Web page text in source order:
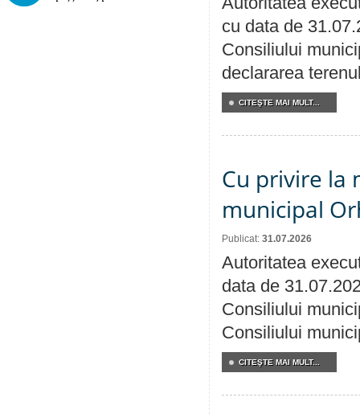
cu data de
Consiliului
declararea
CITEŞTE MAI MULT...
Cu privire la
municipal
Publicat: 31.07.2026
Autoritatea
data de
Consiliului
Consiliului
CITEŞTE MAI MULT...